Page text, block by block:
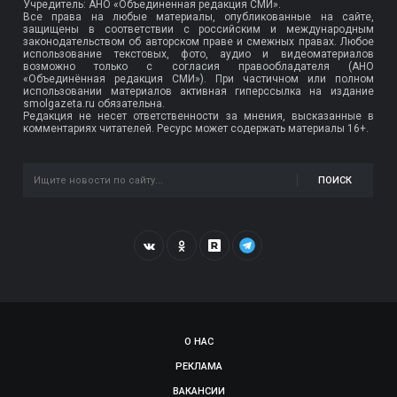
Учредитель: АНО «Объединенная редакция СМИ».
Все права на любые материалы, опубликованные на сайте,
защищены в соответствии с российским и международным
законодательством об авторском праве и смежных правах. Любое
использование текстовых, фото, аудио и видеоматериалов
возможно только с согласия правообладателя (АНО
«Объединённая редакция СМИ»). При частичном или полном
использовании материалов активная гиперссылка на издание
smolgazeta.ru обязательна.
Редакция не несет ответственности за мнения, высказанные в
комментариях читателей. Ресурс может содержать материалы 16+.
ПОИСК
О НАС
РЕКЛАМА
ВАКАНСИИ